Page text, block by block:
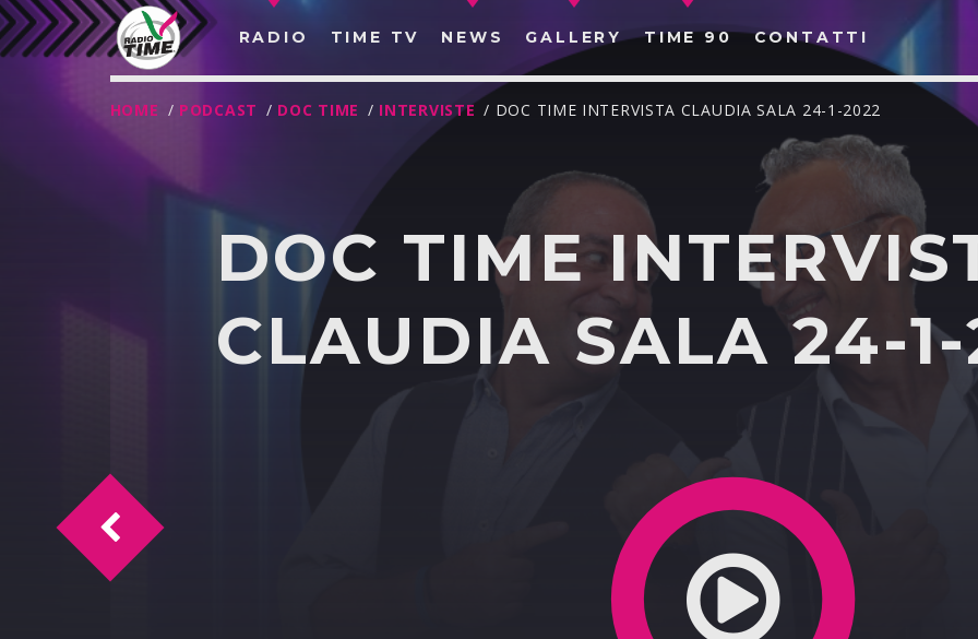
RADIO TIME TV NEWS GALLERY TIME 90 CONTATTI
CERCA NEL SITO WEB:
HOME / PODCAST / DOC TIME / INTERVISTE / DOC TIME INTERVISTA CLAUDIA SALA 24-1-2022
DOC TIME
CLAUDIA SALA 24-
Perizona Time 24-1-2022